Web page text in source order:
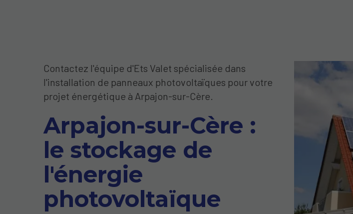
Contactez l'équipe d'Ets Valet spécialisée dans
l'installation de panneaux photovoltaïques pour votre
projet énergétique à Arpajon-sur-Cère.
Arpajon-sur-Cère :
le stockage de
l'énergie
photovoltaïque